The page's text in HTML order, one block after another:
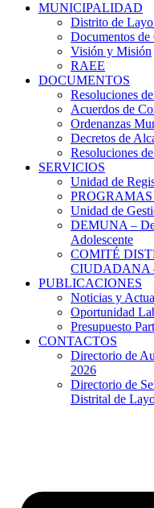
MUNICIPALIDAD
Distrito de
Documentos
Visión y Misión
RAEE
DOCUMENTOS
Resoluciones
Acuerdos de
Ordenanzas
Decretos de
Resoluciones
SERVICIOS
Unidad de
Unidad de
DEMUNA –
Adolescente
COMITÉ
CIUDADANA
PUBLICACIONES
Noticias y
Oportunidad
Presupuesto
CONTACTOS
Directorio de
2026
Directorio de
Distrital de